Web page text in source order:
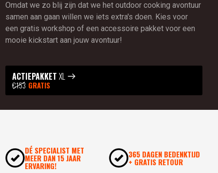
Omdat we zo blij zijn dat we het outdoor cooking avontuur
samen aan gaan willen we iets extra's doen. Kies voor
een gratis workshop of een accessoire pakket voor een
mooie kickstart aan jouw avontuur!
ACTIEPAKKETXL
€153 GRATIS
DÉ SPECIALIST MET
MEER DAN 15 JAAR
ERVARING!
365 DAGEN BEDENKTIJD
+ GRATIS RETOUR